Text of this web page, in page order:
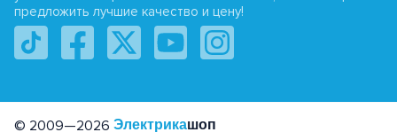
предложить лучшие качество и цену!
© 2009—2026 Электрикашоп